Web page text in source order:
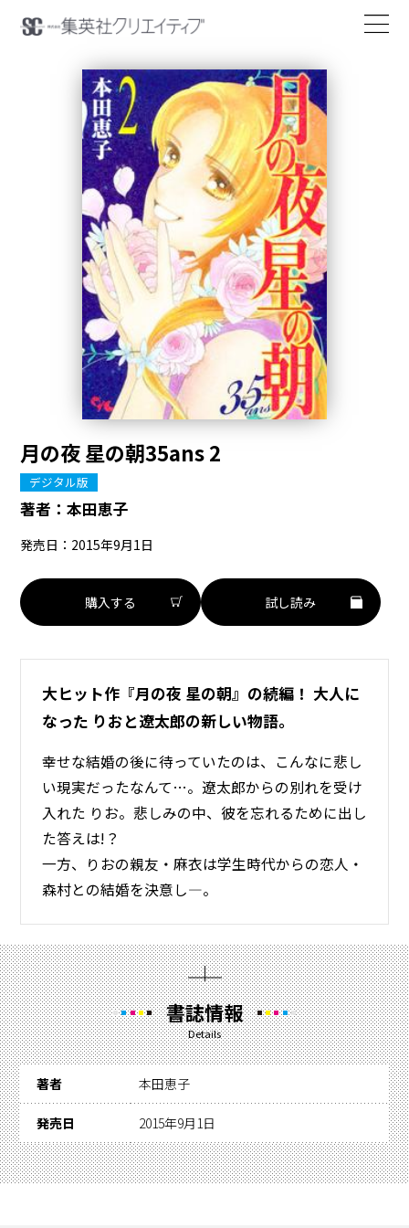
月の夜 星の朝35ans 2
デジタル版
著者：本田恵子
発売日：2015年9月1日
購入する 試し読み
大ヒット作『月の夜 星の朝』の続編！ 大人に
なった りおと遼太郎の新しい物語。
幸せな結婚の後に待っていたのは、こんなに悲し
い現実だったなんて…。遼太郎からの別れを受け
入れた りお。悲しみの中、彼を忘れるために出し
た答えは!？
一方、りおの親友・麻衣は学生時代からの恋人・
森村との結婚を決意し―。
書誌情報
Details
著者 本田恵子
発売日 2015年9月1日